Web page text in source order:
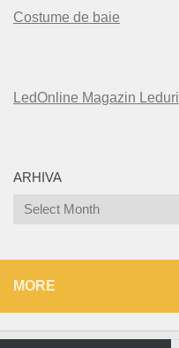
Costume de baie
LedOnline Magazin Leduri
ARHIVA
Arhiva
MORE